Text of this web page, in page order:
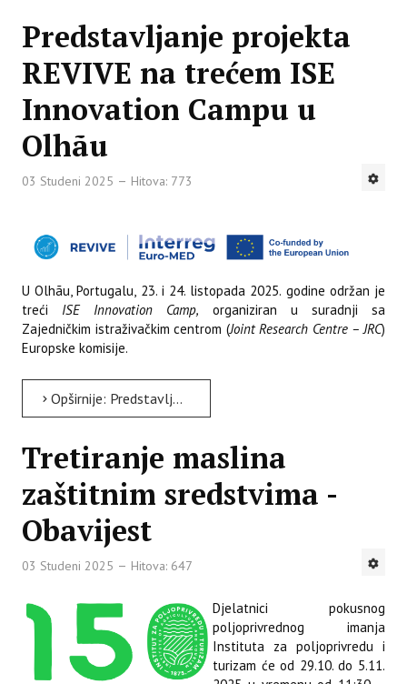
Predstavljanje projekta
REVIVE na trećem ISE
Innovation Campu u
Olhãu
03 Studeni 2025 Hitova: 773
U Olhãu, Portugalu, 23. i 24. listopada 2025. godine održan je
treći ISE Innovation Camp, organiziran u suradnji sa
Zajedničkim istraživačkim centrom (Joint Research Centre – JRC)
Europske komisije.
Opširnije: Predstavljanje projekta REVIVE na trećem ISE Innovation Campu u Olhãu
Tretiranje maslina
zaštitnim sredstvima -
Obavijest
03 Studeni 2025 Hitova: 647
Djelatnici pokusnog
poljoprivrednog imanja
Instituta za poljoprivredu i
turizam će od 29.10. do 5.11.